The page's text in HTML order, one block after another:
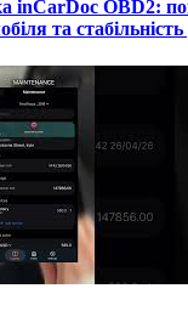
inCarDoc OBD2:
та